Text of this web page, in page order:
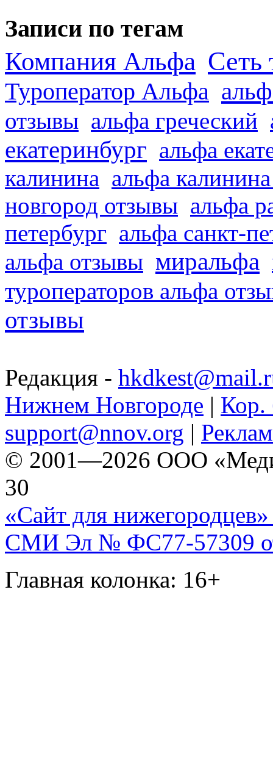
Записи по тегам
Компания Альфа Сеть
Туроператор Альфа
отзывы альфа греческий
екатеринбург альфа
калинина альфа
новгород отзывы альфа
петербург альфа санкт-
альфа отзывы миральфа
туроператоров альфа
отзывы
Редакция -
Нижнем Новгороде | Кор.
support@nnov.org |
© 2001—2026 ООО
30
«Сайт для нижегородцев»
СМИ Эл № ФС77-57309
Главная колонка: 16+